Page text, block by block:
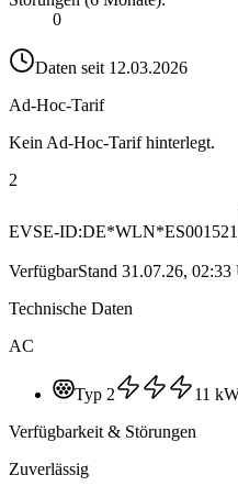
0
Daten seit 12.03.2026
Ad-Hoc-Tarif
Kein Ad-Hoc-Tarif hinterlegt.
2
EVSE-ID:DE*WLN*ES001521
VerfügbarStand 31.07.26, 02:33
Technische Daten
AC
Typ 2 11
Verfügbarkeit & Störungen
Zuverlässig